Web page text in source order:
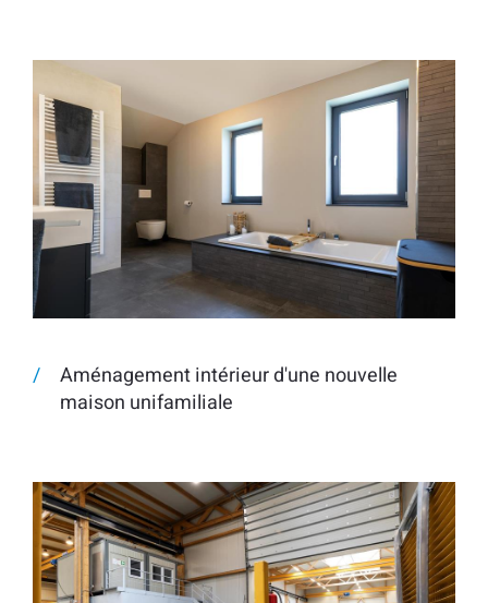
Aménagement intérieur d'une nouvelle
maison unifamiliale